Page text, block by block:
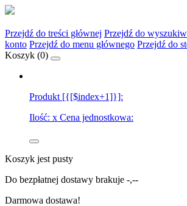
Przejdź do treści głównej Przejdź do
konto Przejdź do menu głównego Przejdź do
Koszyk (0)
Produkt [{[$index+1]}]:
Ilość: x Cena jednostkowa:
Koszyk jest pusty
Do bezpłatnej dostawy brakuje -,--
Darmowa dostawa!